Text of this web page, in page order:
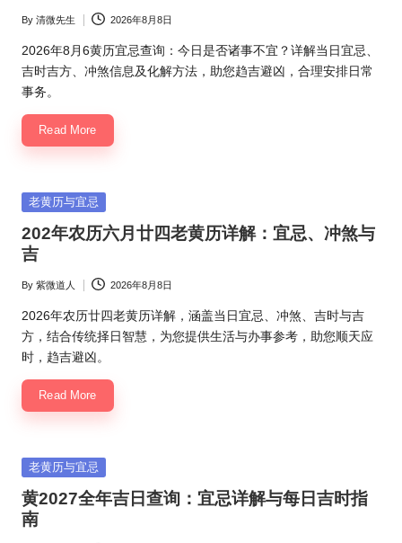
Posted
by
By 清微先生 2026年8月8日
2026年8月6黄历宜忌查询：今日是否诸事不宜？详解当日宜忌、
吉时吉方、冲煞信息及化解方法，助您趋吉避凶，合理安排日常
事务。
Read More
Posted
老黄历与宜忌
202年农历六月廿四老黄历详解：宜忌、冲煞与
吉
Posted
by
By 紫微道人 2026年8月8日
2026年农历廿四老黄历详解，涵盖当日宜忌、冲煞、吉时与吉
方，结合传统择日智慧，为您提供生活与办事参考，助您顺天应
时，趋吉避凶。
Read More
Posted
老黄历与宜忌
黄2027全年吉日查询：宜忌详解与每日吉时指
南